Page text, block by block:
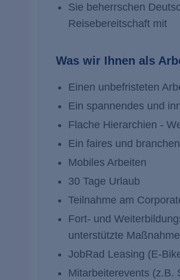
Sie beherrschen
Reisebereitschaft mit
Was wir Ihnen als
Einen unbefristeten
Ein spannendes und
Flache Hierarchien -
Ein faires und
Mobiles Arbeiten
30 Tage Urlaub
Teilnahme am
Fort- und
unterstützte
JobRad Leasing (E-
Mitarbeiterevents (z.B.